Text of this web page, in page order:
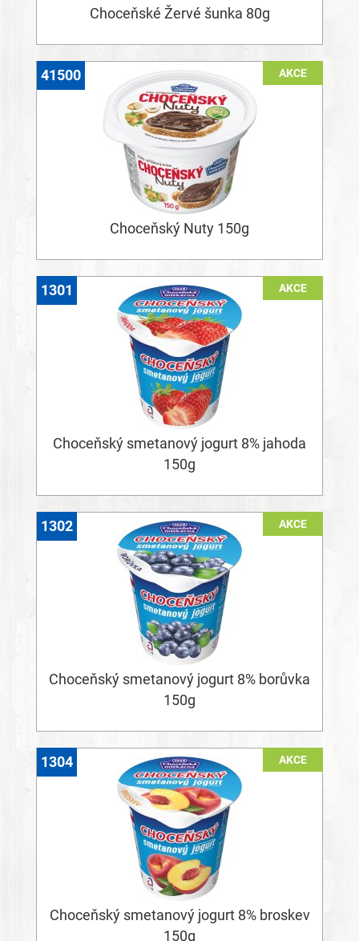
Choceňské Žervé šunka 80g
AKCE
Choceňský Nuty 150g
41500
AKCE
Choceňský smetanový jogurt 8% jahoda
150g
1301
AKCE
Choceňský smetanový jogurt 8% borůvka
150g
1302
AKCE
Choceňský smetanový jogurt 8% broskev
150g
1304